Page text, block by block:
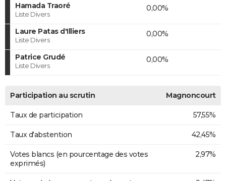
Hamada Traoré
Liste Divers
0,00%
Laure Patas d'Illiers
Liste Divers
0,00%
Patrice Grudé
Liste Divers
0,00%
Participation au scrutin Magnoncourt
Taux de participation 57,55%
Taux d'abstention 42,45%
Votes blancs (en pourcentage des votes
exprimés)
2,97%